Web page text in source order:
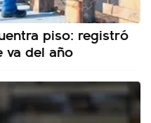
piso: registró
va del año